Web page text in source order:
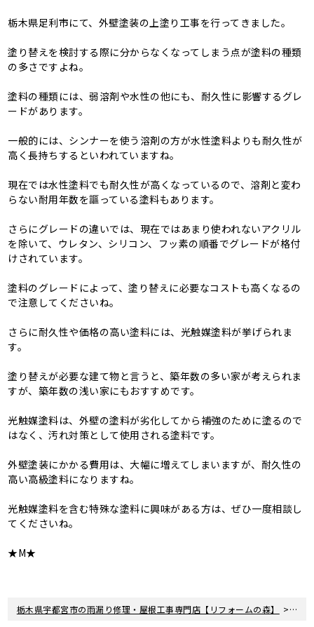
栃木県足利市にて、外壁塗装の上塗り工事を行ってきました。
塗り替えを検討する際に分からなくなってしまう点が塗料の種類
の多さですよね。
塗料の種類には、弱溶剤や水性の他にも、耐久性に影響するグレ
ードがあります。
一般的には、シンナーを使う溶剤の方が水性塗料よりも耐久性が
高く長持ちするといわれていますね。
現在では水性塗料でも耐久性が高くなっているので、溶剤と変わ
らない耐用年数を謳っている塗料もあります。
さらにグレードの違いでは、現在ではあまり使われないアクリル
を除いて、ウレタン、シリコン、フッ素の順番でグレードが格付
けされています。
塗料のグレードによって、塗り替えに必要なコストも高くなるの
で注意してくださいね。
さらに耐久性や価格の高い塗料には、光触媒塗料が挙げられま
す。
塗り替えが必要な建て物と言うと、築年数の多い家が考えられま
すが、築年数の浅い家にもおすすめです。
光触媒塗料は、外壁の塗料が劣化してから補強のために塗るので
はなく、汚れ対策として使用される塗料です。
外壁塗装にかかる費用は、大幅に増えてしまいますが、耐久性の
高い高級塗料になりますね。
光触媒塗料を含む特殊な塗料に興味がある方は、ぜひ一度相談し
てくださいね。
★M★
栃木県宇都宮市の雨漏り修理・屋根工事専門店【リフォームの森】 > 新着